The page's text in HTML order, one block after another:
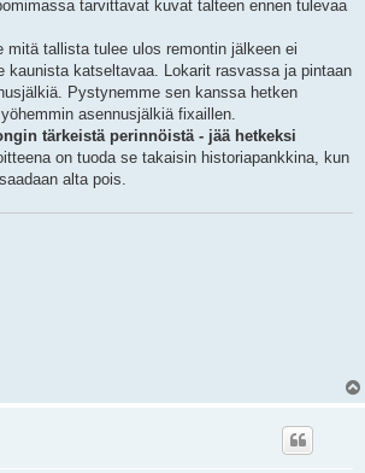
tarvittavat kuvat talteen ennen tulevaa
mitä tallista tulee ulos remontin jälkeen ei
kaunista katseltavaa. Lokarit rasvassa ja pintaan
Pystynemme sen kanssa hetken
asennusjälkiä fixaillen.
tärkeistä perinnöistä - jää hetkeksi
on tuoda se takaisin historiapankkina, kun
alta pois.